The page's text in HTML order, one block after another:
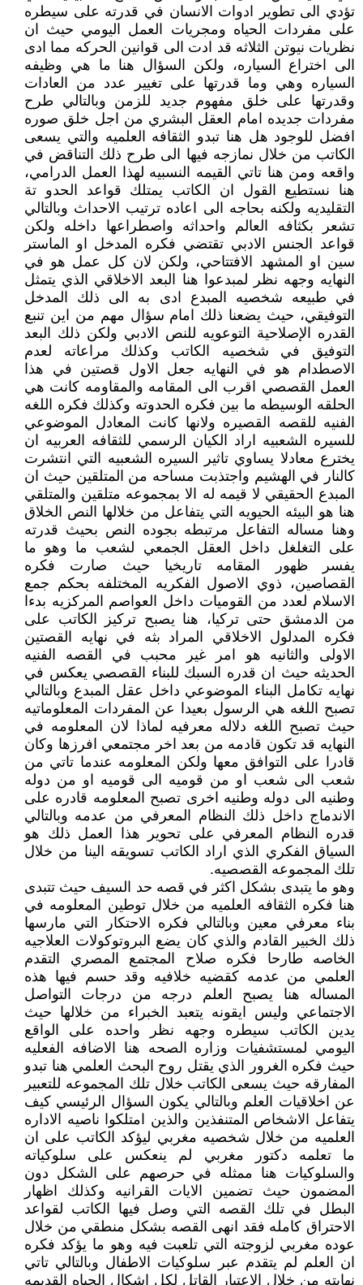
تؤدي الى تطوير ادوات الانسان في قدرته على سيطره
على مفردات الحياه ومجريات العمل اليومي حيث ان
نظريات نيوتن الثلاثه قد ادت الى قوانين الحركه مما ادى
الى اختراع السياره، ولكن السؤال هنا ما هي وظيفه
السياره وهي وما قدرتها على تغيير عدد من العادات
وقدرتها على خلق مفهوم جديد للزمن وبالتالي طرح
مفردات جديده امام العقل البشري من اجل خلق صوره
افضل للوجود هل هنا تبدو الثقافه العلميه والتي يسعى
الكاتب من خلال نمازجه فيها الى طرح ذلك التناقض في
واقعه ومن هنا تاتي القيمه النسبيه لهذا العمل الدرامي،
هنا نستطيع القول ان الكاتب يمتلك قواعد الحدو تة
التقليديه ولكنه بحاجه الى اعاده ترتيب الاحداث وبالتالي
تشعر بكثافه العالم واحداثه واصطراعها داخله ولكن
قواعد الجنس الادبي تقتضي فكره المدخل او الماستر
سين او المشهد الافتتاحي، ولكن لان كل عمل هو في
النهايه وجهه نظر لمبدعوا هنا البعد الاخلاقي الذي يتمثل
في طبيعه شخصيه المبدع ادى به الى ذلك المدخل
التوفيقي، حيث يضعنا ذلك امام سؤال مهم من اين تنبع
القدره الإصلاحية التوعويه للنص الادبي ولكن ذلك البعد
التوفيق في شخصيه الكاتب وكذلك مراعاته لعدم
الاصطدام هو في النهايه جعل الاول قصتين في هذا
العمل القصصي اقرب الى المقامه والمقاومه كانت هي
الحلقه الوسيطه ما بين فكره الحدوته وكذلك فكره اللغه
الفنيه للقصه القصيره ولانها كانت المعادل الموضوعي
للسيره الشعبيه اراد الكيان الرسمي للثقافه العربيه ان
يخترع معادلا يساوي تاثير السيره الشعبيه التي انتشرت
كالنار في الهشيم واجتذبت مساحه من المتلقين حيث ان
المبدع الحقيقي لا قيمه له الا بمجموعه متلقين والمتلقي
هنا هو البيئه الحيويه التي يتفاعل من خلالها النص الخلاق
وهنا مساله التفاعل مرتبطه بجوده النص بحيث قدرته
على التغلغل داخل العقل الجمعي لشعب ما وهو ما
يفسر ظهور المقامه تاريخيا حيث صارت فكره
القصاصين، ذوي الاصول الفكريه المختلفه بحكم جمع
الاسلام لعدد من القوميات داخل العواصم المركزيه بدءا
من الدمشق حتى تركيا، هنا يصبح تركيز الكاتب على
فكره المدلول الاخلاقي المراد بثه في نهايه القصتين
الاولى والثانيه هو امر غير محبب في القصه الفنيه
الحديثه حيث ان قدره السبك للبناء القصصي يعكس في
نهايه تكامل البناء الموضوعي داخل عقل المبدع وبالتالي
تصبح اللغه هي الرسول بعيدا عن المفردات المعلوماتيه
حيث تصبح اللغه دلاله معرفيه لماذا لان المعلومه في
النهايه قد تكون قادمه من بعد اخر مجتمعي افرزها وكان
قادرا على التوافق معها ولكن المعلومه عندما تاتي من
شعب الى شعب او من قوميه الى قوميه او من دوله
وطنيه الى دوله وطنيه اخرى تصبح المعلومه قادره على
الاندماج داخل ذلك النظام المعرفي من عدمه وبالتالي
قدره النظام المعرفي على تحوير هذا العمل ذلك هو
السياق الفكري الذي اراد الكاتب تسويقه الينا من خلال
تلك المجموعه القصصيه.
وهو ما يتبدى بشكل اكثر في قصه حد السيف حيث تتبدى
هنا فكره الثقافه العلميه من خلال توطين المعلومه في
بناء معرفي معين وبالتالي فكره الاحتكار التي مارسها
ذلك الخبير القادم والذي كان يضع البروتوكولات العلاجيه
الخاصه طارحا فكره صلاح المجتمع المصري التقدم
العلمي من عدمه كقضيه خلافيه وقد حسم فيها هذه
المساله هنا يصبح العلم درجه من درجات التواصل
الاجتماعي وليس ايقونه يتعبد الخبراء من خلالها حيث
يدين الكاتب سيطره وجهه نظر واحده على الواقع
اليومي لمستشفيات وزاره الصحه هنا الاضافه الفعليه
حيث فكره الغرور الذي يقتل روح البحث العلمي هنا تبدو
المفارقه حيث يسعى الكاتب خلال تلك المجموعه للتعبير
عن اخلاقيات العلم وبالتالي يكون السؤال الرئيسي كيف
يتفاعل الاشخاص المتنفذين والذين امتلكوا ناصيه الاداره
العلميه من خلال شخصيه مغربي ليؤكد الكاتب على ان
ما تعلمه دكتور مغربي لم ينعكس على سلوكياته
والسلوكيات هنا ممثله في حرصهم على الشكل دون
المضمون حيث تضمين الايات القرانيه وكذلك اظهار
البطل في تلك القصه التي وصل فيها الكاتب لقواعد
الاحتراق كامله فقد انهى القصه بشكل منطقي من خلال
عوده مغربي لزوجته التي تلعبت فيه وهو ما يؤكد فكره
ان العلم لم يتقدم عبر سلوكيات الاطفال وبالتالي تاتي
نهايته من خلال الاعتبار القاتل لكل اشكال الحياه القديمه